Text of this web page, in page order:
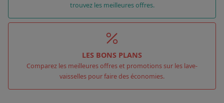
trouvez les meilleures offres.
LES BONS PLANS
Comparez les meilleures offres et promotions sur les lave-
vaisselles pour faire des économies.